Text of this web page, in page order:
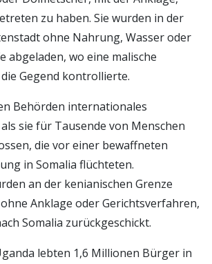
zu haben. Sie wurden in der
ohne Nahrung, Wasser oder
abgeladen, wo eine malische
Gegend kontrollierte.
Behörden internationales
sie für Tausende von Menschen
die vor einer bewaffneten
in Somalia flüchteten.
an der kenianischen Grenze
Anklage oder Gerichtsverfahren,
Somalia zurückgeschickt.
lebten 1,6 Millionen Bürger in